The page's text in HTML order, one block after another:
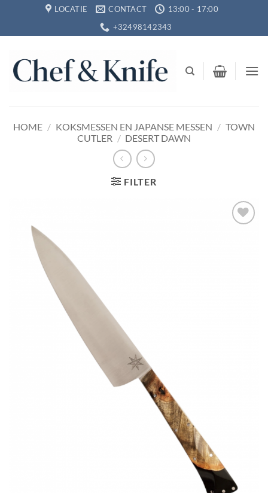
inhoud
LOCATIE CONTACT
13:00 - 17:00
+32498142343
HOME / KOKSMESSEN EN JAPANSE MESSEN / TOWN
CUTLER / DESERT DAWN
FILTER